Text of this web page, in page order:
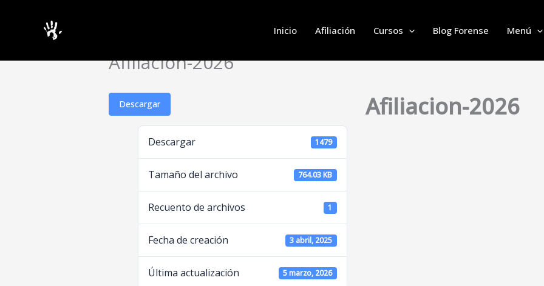
Inicio Afiliación Cursos Blog Forense Menú
Afiliacion-2026
Descargar
Descargar 1479
Tamaño del archivo 764.03 KB
Recuento de archivos 1
Fecha de creación 3 abril, 2025
Última actualización 5 marzo, 2026
Afiliacion-2026